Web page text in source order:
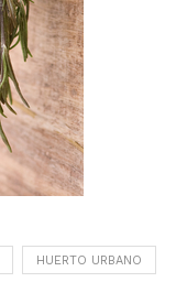
HUERTO URBANO